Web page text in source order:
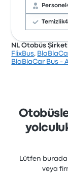
yolculukta
₺211
Personel
Temizlik
Şirket,
NL Otobüs
FlixBus,
BlaBlaCar Bus -
Lütfen
veya